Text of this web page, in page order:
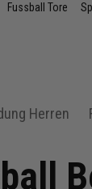
Fussball Tore
Herren